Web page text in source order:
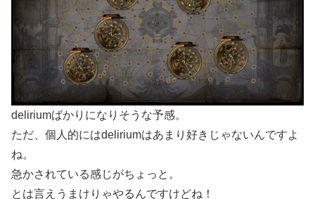
deliriumばかりになりそうな予感。
ただ、個人的にはdeliriumはあまり好きじゃないんですよ
ね。
急かされている感じがちょっと。
とは言えうまけりゃやるんですけどね！